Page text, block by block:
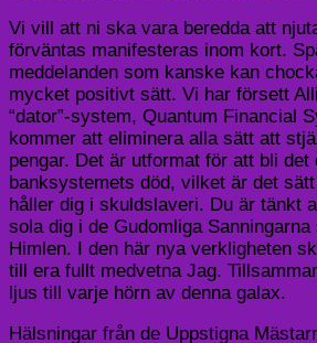
Vi vill att ni ska vara beredda att
förväntas manifesteras inom kort.
meddelanden som kanske kan
mycket positivt sätt. Vi har försett
“dator”-system, Quantum Financial
kommer att eliminera alla sätt att
pengar. Det är utformat för att bli det
banksystemets död, vilket är det
håller dig i skuldslaveri. Du är tänkt
sola dig i de Gudomliga
Himlen. I den här nya verkligheten
till era fullt medvetna Jag.
ljus till varje hörn av denna galax.
Hälsningar från de Uppstigna